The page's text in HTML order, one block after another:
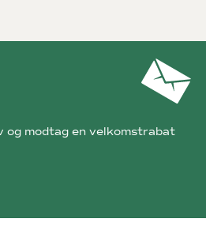
og modtag en velkomstrabat